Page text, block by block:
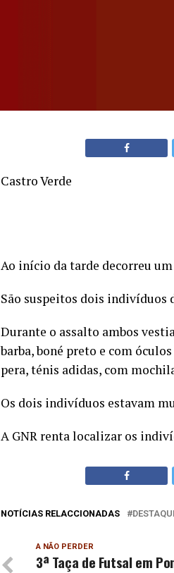
Castro Verde
Ao início da tarde decorreu
São suspeitos dois indivíduos
Durante o assalto ambos
barba, boné preto e com
pera, ténis adidas, com
Os dois indivíduos estavam
A GNR renta localizar os
NOTÍCIAS RELACCIONADAS
A NÃO PERDER
3ª Taça de Futsal em